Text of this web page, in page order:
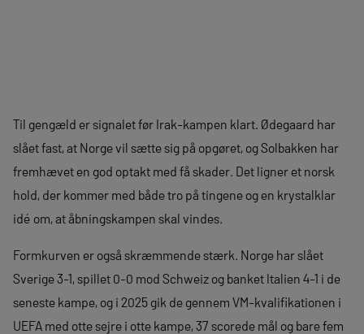
Til gengæld er signalet før Irak-kampen klart. Ødegaard har
slået fast, at Norge vil sætte sig på opgøret, og Solbakken har
fremhævet en god optakt med få skader. Det ligner et norsk
hold, der kommer med både tro på tingene og en krystalklar
idé om, at åbningskampen skal vindes.
Formkurven er også skræmmende stærk. Norge har slået
Sverige 3-1, spillet 0-0 mod Schweiz og banket Italien 4-1 i de
seneste kampe, og i 2025 gik de gennem VM-kvalifikationen i
UEFA med otte sejre i otte kampe, 37 scorede mål og bare fem